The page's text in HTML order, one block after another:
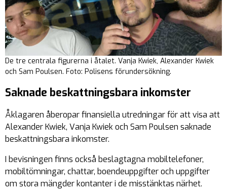
De tre centrala figurerna i åtalet. Vanja Kwiek, Alexander Kwiek
och Sam Poulsen. Foto: Polisens förundersökning.
Saknade beskattningsbara inkomster
Åklagaren åberopar finansiella utredningar för att visa att
Alexander Kwiek, Vanja Kwiek och Sam Poulsen saknade
beskattningsbara inkomster.
I bevisningen finns också beslagtagna mobiltelefoner,
mobiltömningar, chattar, boendeuppgifter och uppgifter
om stora mängder kontanter i de misstänktas närhet.